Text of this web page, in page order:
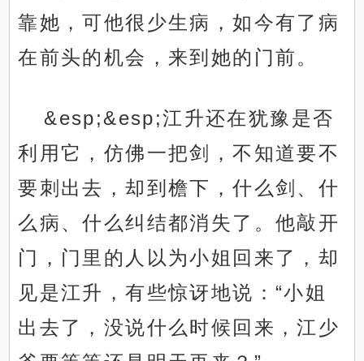
靠她，可他很少生病，如今有了病
在前头的机会，来到她的门前。
&esp;&esp;江升还在犹豫是否
利用它，仿佛一把剑，不知道要不
要刺出去，却到檐下，什么剑、什
么病、什么纠结都消失了。他敲开
门，门里的人以为小姐回来了，却
见是江升，有些惊讶地说：“小姐
出去了，没说什么时候回来，江少